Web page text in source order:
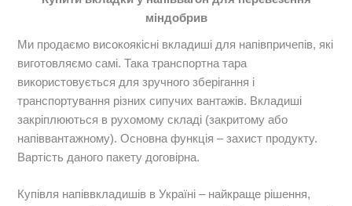
міндобрив
Ми продаємо високоякісні вкладиші для напівпричепів, які
виготовляємо самі. Така транспортна тара
використовується для зручного зберігання і
транспортування різних сипучих вантажів. Вкладиші
закріплюються в рухомому складі (закритому або
напіввантажному). Основна функція – захист продукту.
Вартість даного пакету договірна.
Купівля напіввкладишів в Україні – найкраще рішення,